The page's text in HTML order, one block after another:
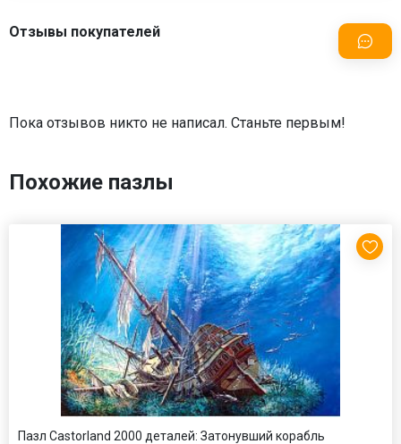
Отзывы покупателей
Пока отзывов никто не написал. Станьте первым!
Похожие пазлы
Пазл Castorland 2000 деталей: Затонувший корабль